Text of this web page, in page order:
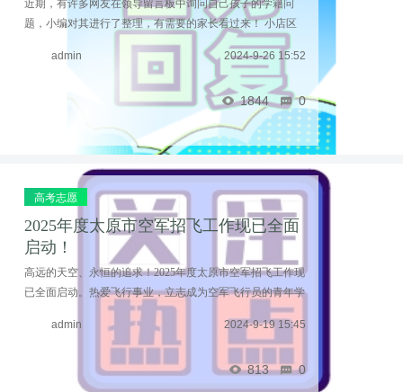
近期，有许多网友在领导留言板中询问自己孩子的学籍问
题，小编对其进行了整理，有需要的家长看过来！ 小店区
1.关于保利时代二年级孩子上学问题 问：领导您好，我是保
利时代北区的业主，我家孩子上小学二年级，保利 ...……
admin 2024-9-26 15:52
1844 0
高考志愿
2025年度太原市空军招飞工作现已全面
启动！
高远的天空、永恒的追求！2025年度太原市空军招飞工作现
已全面启动。热爱飞行事业，立志成为空军飞行员的青年学
生，从即日起可报名应招。报名条件丨体检标准据空军招飞
局北京选拔中心工作人员介绍，2025年度报名条件 ...……
admin 2024-9-19 15:45
813 0